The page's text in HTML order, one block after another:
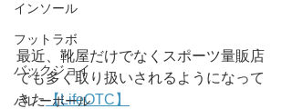
インソール
フットラボ
バックジョイ
バレーボール
最近、靴屋だけでなくスポーツ量販店
でも多く取り扱いされるようになって
きた【LifeOTC】